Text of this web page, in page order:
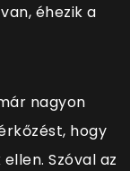
éhezik a
nagyon
hogy
Szóval az